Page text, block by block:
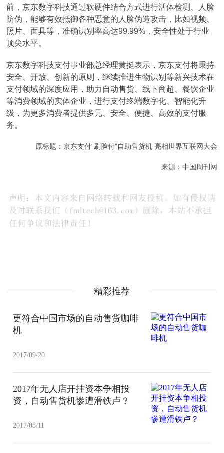
前，京东数字科技通过软硬件结合方式进行活体检测、人脸
防伪，能够有效抵御各种恶意的人脸伪造攻击，比如视频、
照片、面具等，准确识别率高达99.99%，安全性处于行业
顶尖水平。
京东数字科技支付事业部总经理黄挺表示，京东支付将秉持
安全、开放、创新的原则，继续推进生物识别等新兴技术在
支付领域的深度应用，助力自动售货、线下商超、餐饮企业
等消费领域的实体企业，进行支付终端数字化、智能化升
级，为更多消费者提供多元、安全、便捷、高效的支付服
务。
原标题：京东支付“刷脸付”自助售货机 亮相世界互联网大会
来源：中国周刊网
精彩推荐
更符合中国市场的自动售货咖啡
机
2017/09/20
2017年无人店开挂资本争相投
资，自动售货机惨遭滑铁卢？
2017/08/11